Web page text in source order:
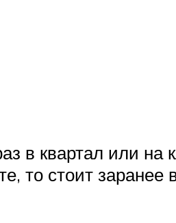
в квартал или на
то стоит